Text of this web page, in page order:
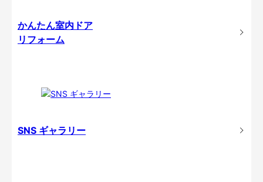
かんたん室内ドア
リフォーム
SNS ギャラリー